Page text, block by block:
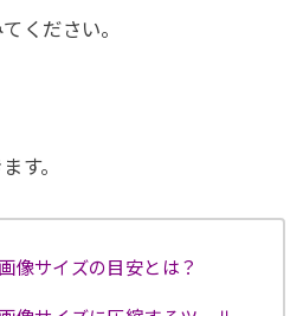
ください。
す。
像サイズの目安とは？